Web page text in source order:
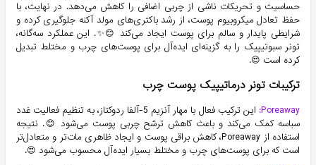
حساسیت و تحریکات ناشی از چربی اضافی را کاهش می‌دهد. در نهایت، با
حفظ تعادل میکروبیوم پوست، از رشد باکتری‌های مولد آکنه جلوگیری کرده و
شرایطی پایدار و سالم برای پوست ایجاد می‌کند 😊✨. این عملکرد سه‌گانه،
تونر سبوتیپیک را به گزینه‌ای ایده‌آل برای پوست‌های چرب و مختلط تبدیل
کرده است 😍.
ترکیبات تونر درماتیپیک پوست چرب
Poreaway:
این ترکیب فعال با مهار آنزیم 5-آلفا ردوکتاز، به تنظیم فعالیت غدد
سباسه کمک می‌کند و باعث کاهش ترشح چربی پوست می‌شود 😊. نتیجه
استفاده از Poreaway، کاهش براقی پوست و ایجاد ظاهری مات‌تر و متعادل‌تر
است که برای پوست‌های چرب و مختلط بسیار ایده‌آل محسوب می‌شود 😍.